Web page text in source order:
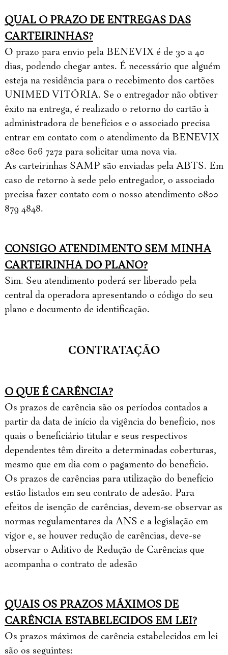
QUAL O PRAZO DE ENTREGAS DAS
CARTEIRINHAS?
O prazo para envio pela BENEVIX é de 30 a 40
dias, podendo chegar antes. É necessário que alguém
esteja na residência para o recebimento dos cartões
UNIMED VITÓRIA. Se o entregador não obtiver
êxito na entrega, é realizado o retorno do cartão à
administradora de benefícios e o associado precisa
entrar em contato com o atendimento da BENEVIX
0800 606 7272 para solicitar uma nova via.
As carteirinhas SAMP são enviadas pela ABTS. Em
caso de retorno à sede pelo entregador, o associado
precisa fazer contato com o nosso atendimento 0800
879 4848.
CONSIGO ATENDIMENTO SEM MINHA
CARTEIRINHA DO PLANO?
Sim. Seu atendimento poderá ser liberado pela
central da operadora apresentando o código do seu
plano e documento de identificação.
CONTRATAÇÃO
O QUE É CARÊNCIA?
Os prazos de carência são os períodos contados a
partir da data de início da vigência do benefício, nos
quais o beneficiário titular e seus respectivos
dependentes têm direito a determinadas coberturas,
mesmo que em dia com o pagamento do benefício.
Os prazos de carências para utilização do benefício
estão listados em seu contrato de adesão. Para
efeitos de isenção de carências, devem-se observar as
normas regulamentares da ANS e a legislação em
vigor e, se houver redução de carências, deve-se
observar o Aditivo de Redução de Carências que
acompanha o contrato de adesão
QUAIS OS PRAZOS MÁXIMOS DE
CARÊNCIA ESTABELECIDOS EM LEI?
Os prazos máximos de carência estabelecidos em lei
são os seguintes: